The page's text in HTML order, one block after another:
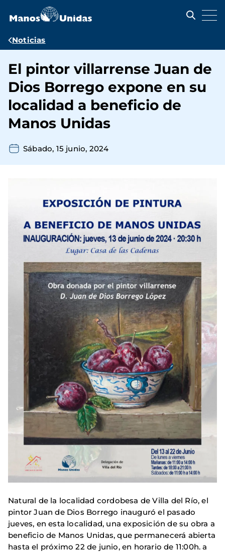
contenido
Ruta
navegación
Noticias
El pintor villarrense Juan de
Dios Borrego expone en su
localidad a beneficio de
Manos Unidas
Sábado, 15 junio, 2024
Natural de la localidad cordobesa de Villa del Río, el
pintor Juan de Dios Borrego inauguró el pasado
jueves, en esta localidad, una exposición de su obra a
beneficio de Manos Unidas, que permanecerá abierta
hasta el próximo 22 de junio, en horario de 11:00h. a